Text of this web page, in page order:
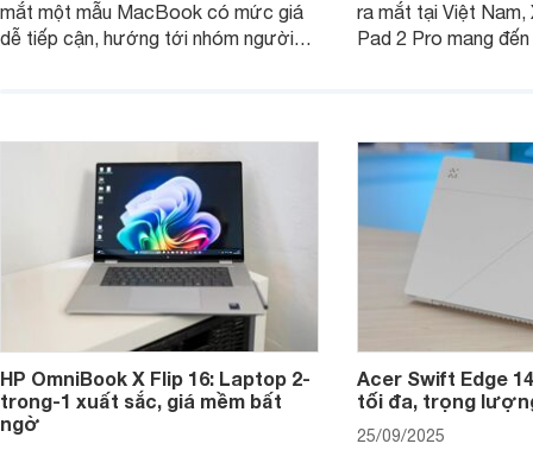
mắt một mẫu MacBook có mức giá
dễ tiếp cận, hướng tới nhóm người
hút sự quan tâm lớn từ thị trường.
ra mắt tại Việt Nam,
Pad 2 Pro mang
HP OmniBook X Flip 16: Laptop 2-
trong-1 xuất sắc, giá mềm bất
ngờ
Acer Swift Edge
tối đa, trọng
25/09/2025